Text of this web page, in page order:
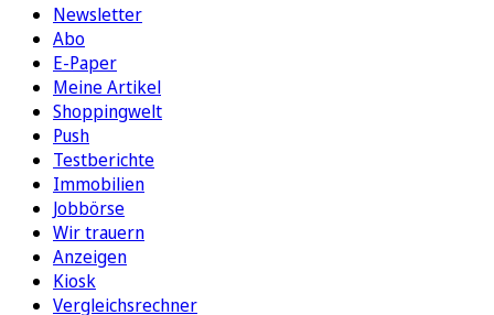
Newsletter
Abo
E-Paper
Meine Artikel
Shoppingwelt
Push
Testberichte
Immobilien
Jobbörse
Wir trauern
Anzeigen
Kiosk
Vergleichsrechner